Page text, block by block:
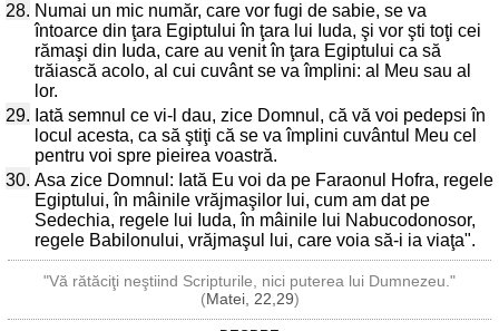
28. Numai un mic număr, care vor fugi de sabie, se va
întoarce din ţara Egiptului în ţara lui Iuda, şi vor şti toţi cei
rămaşi din Iuda, care au venit în ţara Egiptului ca să
trăiască acolo, al cui cuvânt se va împlini: al Meu sau al
lor.
29. Iată semnul ce vi-l dau, zice Domnul, că vă voi pedepsi în
locul acesta, ca să ştiţi că se va împlini cuvântul Meu cel
pentru voi spre pieirea voastră.
30. Asa zice Domnul: Iată Eu voi da pe Faraonul Hofra, regele
Egiptului, în mâinile vrăjmaşilor lui, cum am dat pe
Sedechia, regele lui Iuda, în mâinile lui Nabucodonosor,
regele Babilonului, vrăjmaşul lui, care voia să-i ia viaţa".
"Vă rătăciţi neştiind Scripturile, nici puterea lui Dumnezeu."
(Matei, 22,29)